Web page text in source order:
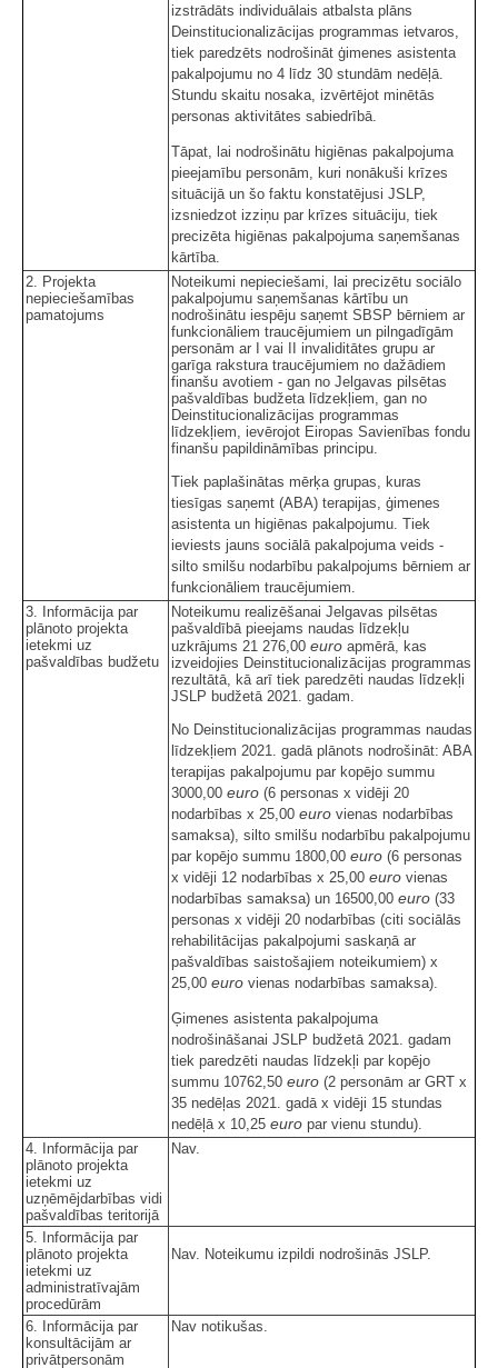
izstrādāts individuālais atbalsta plāns
Deinstitucionalizācijas programmas ietvaros,
tiek paredzēts nodrošināt ģimenes asistenta
pakalpojumu no 4 līdz 30 stundām nedēļā.
Stundu skaitu nosaka, izvērtējot minētās
personas aktivitātes sabiedrībā.
Tāpat, lai nodrošinātu higiēnas pakalpojuma
pieejamību personām, kuri nonākuši krīzes
situācijā un šo faktu konstatējusi JSLP,
izsniedzot izziņu par krīzes situāciju, tiek
precizēta higiēnas pakalpojuma saņemšanas
kārtība.
2. Projekta
nepieciešamības
pamatojums
Noteikumi nepieciešami, lai precizētu sociālo
pakalpojumu saņemšanas kārtību un
nodrošinātu iespēju saņemt SBSP bērniem ar
funkcionāliem traucējumiem un pilngadīgām
personām ar I vai II invaliditātes grupu ar
garīga rakstura traucējumiem no dažādiem
finanšu avotiem - gan no Jelgavas pilsētas
pašvaldības budžeta līdzekļiem, gan no
Deinstitucionalizācijas programmas
līdzekļiem, ievērojot Eiropas Savienības fondu
finanšu papildināmības principu.
Tiek paplašinātas mērķa grupas, kuras
tiesīgas saņemt (ABA) terapijas, ģimenes
asistenta un higiēnas pakalpojumu. Tiek
ieviests jauns sociālā pakalpojuma veids -
silto smilšu nodarbību pakalpojums bērniem ar
funkcionāliem traucējumiem.
3. Informācija par
plānoto projekta
ietekmi uz
pašvaldības budžetu
Noteikumu realizēšanai Jelgavas pilsētas
pašvaldībā pieejams naudas līdzekļu
uzkrājums 21 276,00 euro apmērā, kas
izveidojies Deinstitucionalizācijas programmas
rezultātā, kā arī tiek paredzēti naudas līdzekļi
JSLP budžetā 2021. gadam.
No Deinstitucionalizācijas programmas naudas
līdzekļiem 2021. gadā plānots nodrošināt: ABA
terapijas pakalpojumu par kopējo summu
3000,00 euro (6 personas x vidēji 20
nodarbības x 25,00 euro vienas nodarbības
samaksa), silto smilšu nodarbību pakalpojumu
par kopējo summu 1800,00 euro (6 personas
x vidēji 12 nodarbības x 25,00 euro vienas
nodarbības samaksa) un 16500,00 euro (33
personas x vidēji 20 nodarbības (citi sociālās
rehabilitācijas pakalpojumi saskaņā ar
pašvaldības saistošajiem noteikumiem) x
25,00 euro vienas nodarbības samaksa).
Ģimenes asistenta pakalpojuma
nodrošināšanai JSLP budžetā 2021. gadam
tiek paredzēti naudas līdzekļi par kopējo
summu 10762,50 euro (2 personām ar GRT x
35 nedēļas 2021. gadā x vidēji 15 stundas
nedēļā x 10,25 euro par vienu stundu).
4. Informācija par
plānoto projekta
ietekmi uz
uzņēmējdarbības vidi
pašvaldības teritorijā
Nav.
5. Informācija par
plānoto projekta
ietekmi uz
administratīvajām
procedūrām
Nav. Noteikumu izpildi nodrošinās JSLP.
6. Informācija par
konsultācijām ar
privātpersonām
Nav notikušas.